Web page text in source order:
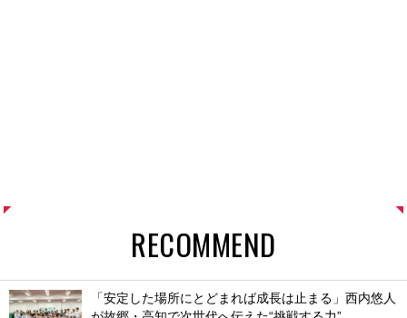
RECOMMEND
「安定した場所にとどまれば成長は止まる」西内悠人